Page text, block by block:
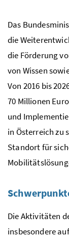
Das
die
die Förderung
von Wissen
Von 2016 bis
70 Millionen
und
in Österreich zu
Standort für
Die Aktivitäten
insbesondere